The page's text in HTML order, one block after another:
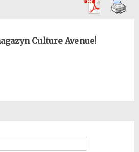
Culture Avenue!